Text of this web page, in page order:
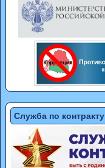
Служба по контракту